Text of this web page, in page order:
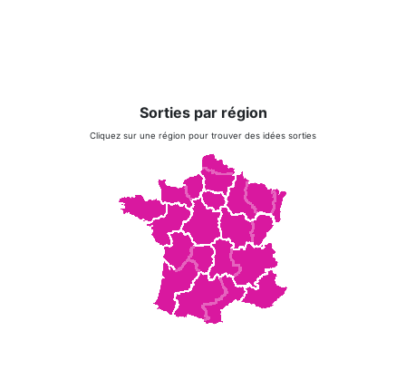
Sorties par région
Cliquez sur une région pour trouver des idées sorties